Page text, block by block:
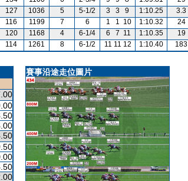
127 1036 5 5-1/2 3 3 9 1:10.25
3.3
116 1199 7 6 1 1 10 1:10.32
24
120 1168 4 6-1/4 6 7 11 1:10.35
19
114 1261 8 6-1/2 11 11 12 1:10.40 183
賽事沿途走位圖片